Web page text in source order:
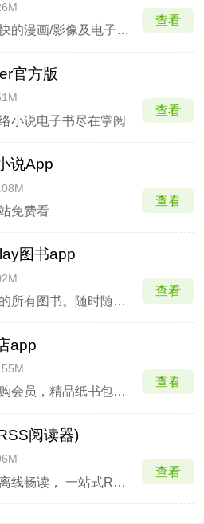
一套速度极快的漫画/影像及电子书的阅读器
查看
官方版
小说电子书尽在掌阅
查看
说App
免费看
查看
图书app
网罗您喜爱的所有图书。随时随地阅读或聆听
查看
app
移动话费订购会员，精品纸书包邮任选
查看
阅读器)
多源同步、离线畅读， 一站式RSS阅读
查看